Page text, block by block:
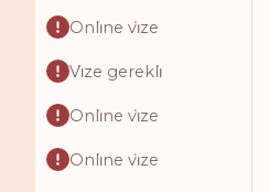
Onli̇ne vi̇ze
Vi̇ze gerekli̇
Onli̇ne vi̇ze
Onli̇ne vi̇ze